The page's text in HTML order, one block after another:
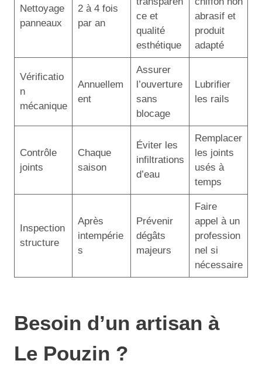
Nettoyage
panneaux
2 à 4 fois
par an
ce et
qualité
esthétique
abrasif et
produit
adapté
Vérificatio
n
mécanique
Annuellem
ent
Assurer
l’ouverture
sans
blocage
Lubrifier
les rails
Contrôle
joints
Chaque
saison
Éviter les
infiltrations
d’eau
Remplacer
les joints
usés à
temps
Inspection
structure
Après
intempérie
s
Prévenir
dégâts
majeurs
Faire
appel à un
profession
nel si
nécessaire
Besoin d’un artisan à
Le Pouzin ?